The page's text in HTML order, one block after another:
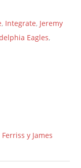
, Integrate, Jeremy
Eagles,
y James